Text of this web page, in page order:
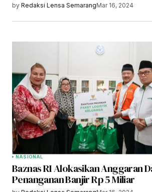
by Redaksi Lensa SemarangMar 16, 2024
NASIONAL
Baznas RI Alokasikan Anggaran
Penanganan Banjir Rp 5 Miliar